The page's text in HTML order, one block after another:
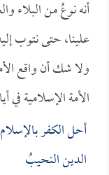
أنه نوعُ من البلاء
علينا، حتى نتوب
ولا شك أن واقع
الأمة الإسلامية في
أحل الكفر
الدين النحيبُ